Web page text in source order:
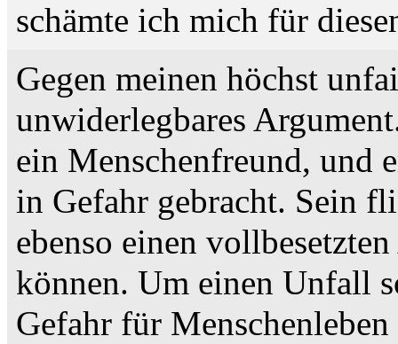
schämte ich mich für
Gegen meinen höchst
unwiderlegbares
ein Menschenfreund, und
in Gefahr gebracht. Sein
ebenso einen
können. Um einen Unfall
Gefahr für